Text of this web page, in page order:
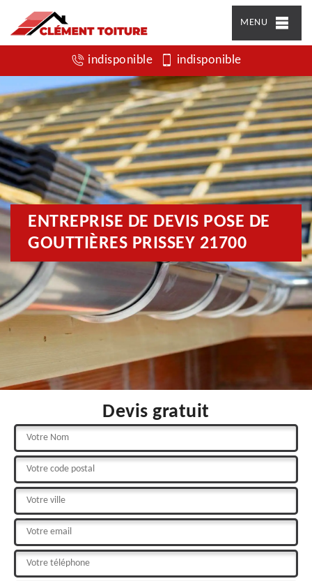
MENU
indisponible indisponible
ENTREPRISE DE DEVIS POSE DE
GOUTTIÈRES PRISSEY 21700
Devis gratuit